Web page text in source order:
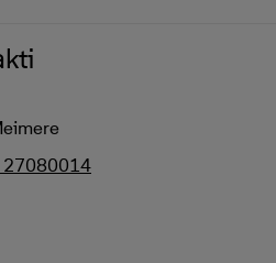
27080014